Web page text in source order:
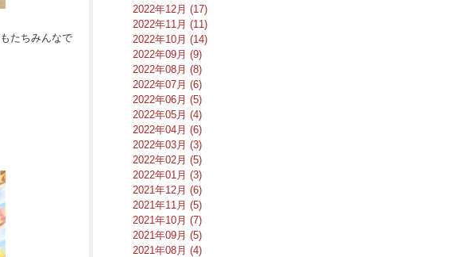
たちみんなで
2022年12月 (17)
2022年11月 (11)
2022年10月 (14)
2022年09月 (9)
2022年08月 (8)
2022年07月 (6)
2022年06月 (5)
2022年05月 (4)
2022年04月 (6)
2022年03月 (3)
2022年02月 (5)
2022年01月 (3)
2021年12月 (6)
2021年11月 (5)
2021年10月 (7)
2021年09月 (5)
2021年08月 (4)